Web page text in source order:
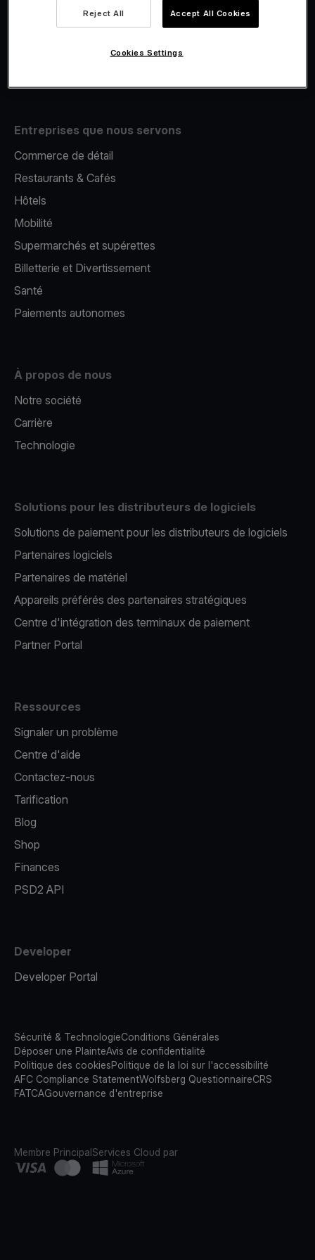
E-Reporting
Entreprises que nous servons
Commerce de détail
Restaurants & Cafés
Hôtels
Mobilité
Supermarchés et supérettes
Billetterie et Divertissement
Santé
Paiements autonomes
À propos de nous
Notre société
Carrière
Technologie
Solutions pour les distributeurs de logiciels
Solutions de paiement pour les distributeurs de logiciels
Partenaires logiciels
Partenaires de matériel
Appareils préférés des partenaires stratégiques
Centre d'intégration des terminaux de paiement
Partner Portal
Ressources
Signaler un problème
Centre d'aide
Contactez-nous
Tarification
Blog
Shop
Finances
PSD2 API
Developer
Developer Portal
Sécurité & TechnologieConditions Générales
Déposer une PlainteAvis de confidentialité
Politique des cookiesPolitique de la loi sur l'accessibilité
AFC Compliance StatementWolfsberg QuestionnaireCRS
FATCAGouvernance d'entreprise
Membre PrincipalServices Cloud par
Reject All Accept All Cookies
Cookies Settings